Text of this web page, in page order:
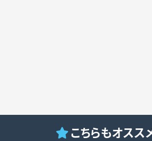
こちらもオスス